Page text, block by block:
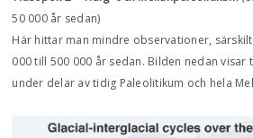
50 000 år sedan)
Här hittar man mindre observationer,
000 till 500 000 år sedan. Bilden nedan
under delar av tidig Paleolitikum och hela